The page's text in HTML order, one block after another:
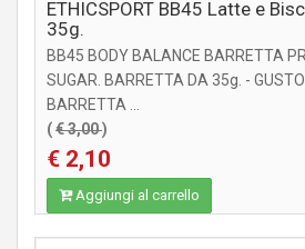
ETHICSPORT BB45 Latte e
35g.
BB45 BODY BALANCE BARRETTA
SUGAR. BARRETTA DA 35g. -
BARRETTA ...
(€ 3,00)
€ 2,10
Aggiungi al carrello